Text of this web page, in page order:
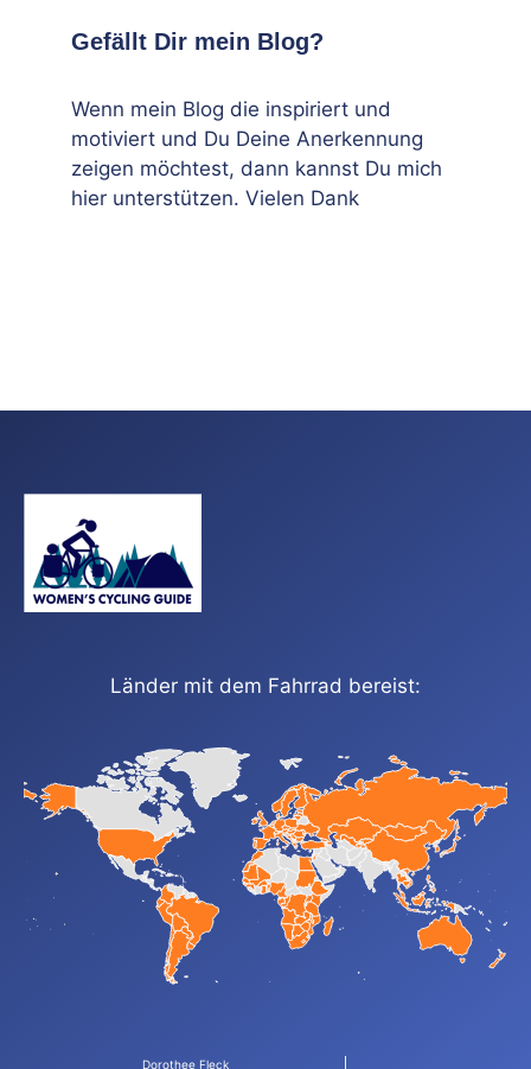
Gefällt Dir mein Blog?
Wenn mein Blog die inspiriert und
motiviert und Du Deine Anerkennung
zeigen möchtest, dann kannst Du mich
hier unterstützen. Vielen Dank
Länder mit dem Fahrrad bereist:
Dorothee Fleck